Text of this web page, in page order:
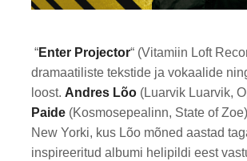
“Enter Projector“ (Vitamiin Loft
dramaatiliste tekstide ja vokaalide
loost. Andres Lõo (Luarvik Luarvik,
Paide (Kosmosepealinn, State of
New Yorki, kus Lõo mõned aastad
inspireeritud albumi helipildi eest